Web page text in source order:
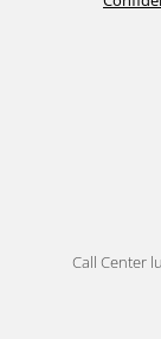
Call Center